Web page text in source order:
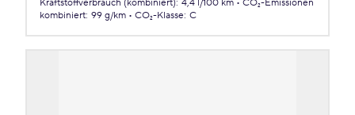
Kraftstoffverbrauch (kombiniert): 4,4 l/100 km
CO₂-Emissionen
kombiniert: 99 g/km CO₂-Klasse: C